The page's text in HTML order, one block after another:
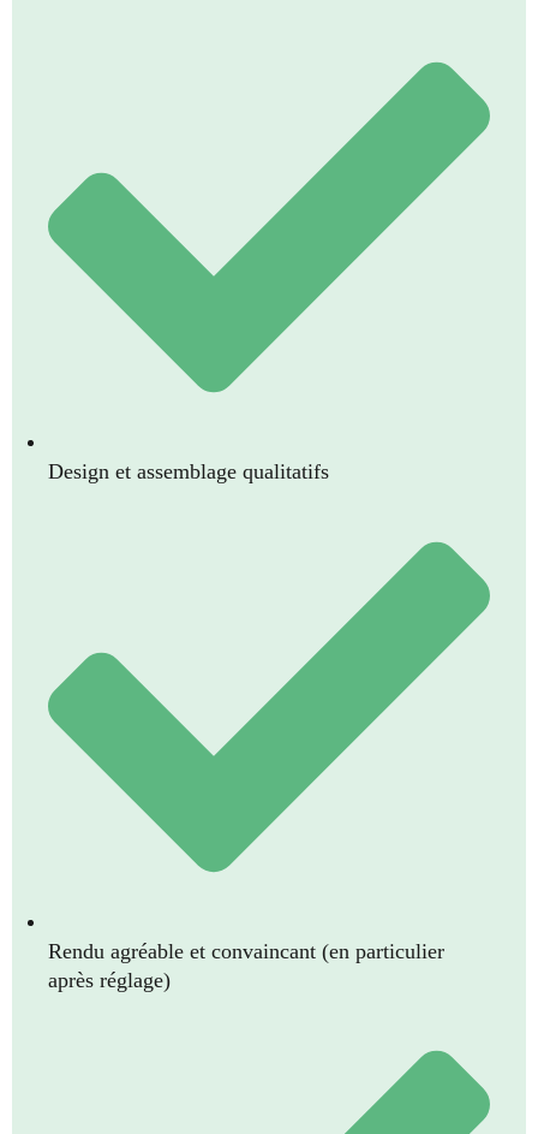
Design et assemblage qualitatifs
Rendu agréable et convaincant (en particulier
après réglage)